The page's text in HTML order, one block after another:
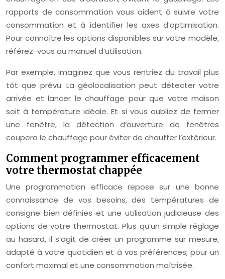
rapports de consommation vous aident à suivre votre
consommation et à identifier les axes d’optimisation.
Pour connaître les options disponibles sur votre modèle,
référez-vous au manuel d’utilisation.
Par exemple, imaginez que vous rentriez du travail plus
tôt que prévu. La géolocalisation peut détecter votre
arrivée et lancer le chauffage pour que votre maison
soit à température idéale. Et si vous oubliez de fermer
une fenêtre, la détection d’ouverture de fenêtres
coupera le chauffage pour éviter de chauffer l’extérieur.
Comment programmer efficacement
votre thermostat chappée
Une programmation efficace repose sur une bonne
connaissance de vos besoins, des températures de
consigne bien définies et une utilisation judicieuse des
options de votre thermostat. Plus qu’un simple réglage
au hasard, il s’agit de créer un programme sur mesure,
adapté à votre quotidien et à vos préférences, pour un
confort maximal et une consommation maîtrisée.